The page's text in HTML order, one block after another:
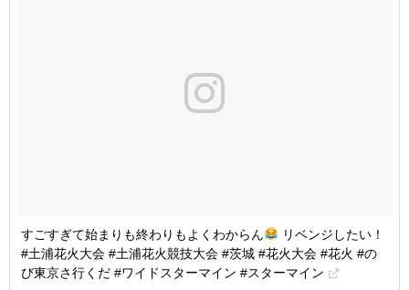
すごすぎて始まりも終わりもよくわからん
リベンジしたい！
#土浦花火大会 #土浦花火競技大会 #茨城 #花火大会 #花火 #の
び東京さ行くだ #ワイドスターマイン #スターマイン